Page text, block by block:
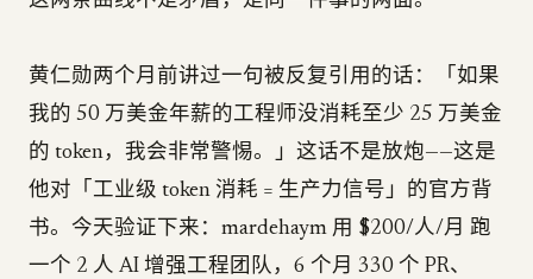
黄仁勋两个月前讲过一句被反复引用的话：「如果
我的 50 万美金年薪的工程师没消耗至少 25 万美金
的 token，我会非常警惕。」这话不是放炮——这是
他对「工业级 token 消耗 = 生产力信号」的官方背
书。今天验证下来：mardehaym 用 $200/人/月 跑
一个 2 人 AI 增强工程团队，6 个月 330 个 PR、